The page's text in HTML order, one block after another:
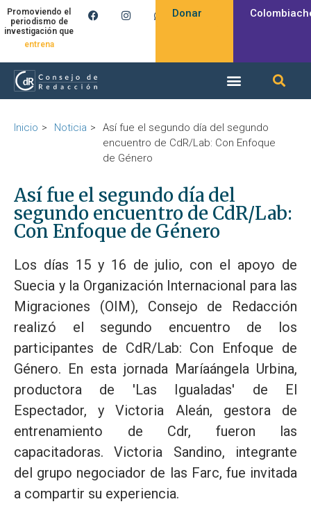
Promoviendo el
periodismo de
investigación que
produce
Donar
Inicio Noticia
Así fue el segundo día del segundo
encuentro de CdR/Lab: Con Enfoque
de Género
Así fue el segundo día del
segundo encuentro de CdR/Lab:
Con Enfoque de Género
Los días 15 y 16 de julio, con el apoyo de
Suecia y la Organización Internacional para las
Migraciones (OIM), Consejo de Redacción
realizó el segundo encuentro de los
participantes de CdR/Lab: Con Enfoque de
Género. En esta jornada Maríaángela Urbina,
productora de 'Las Igualadas' de El
Espectador, y Victoria Aleán, gestora de
entrenamiento de Cdr, fueron las
capacitadoras. Victoria Sandino, integrante
del grupo negociador de las Farc, fue invitada
a compartir su experiencia.